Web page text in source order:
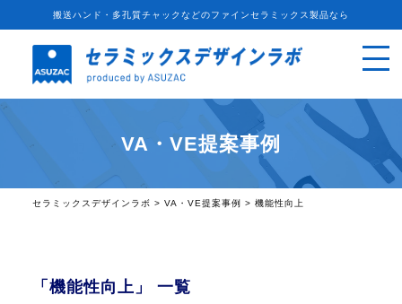
搬送ハンド・多孔質チャックなどのファインセラミックス製品なら
VA・VE提案事例
セラミックスデザインラボ > VA・VE提案事例 > 機能性向上
「機能性向上」 一覧